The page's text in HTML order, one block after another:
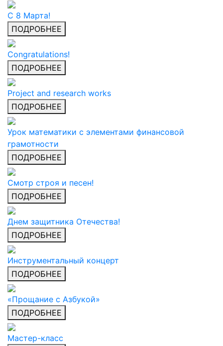
С 8 Марта!
ПОДРОБНЕЕ
Congratulations!
ПОДРОБНЕЕ
Project and research works
ПОДРОБНЕЕ
Урок математики с элементами финансовой
грамотности
ПОДРОБНЕЕ
Смотр строя и песен!
ПОДРОБНЕЕ
Днем защитника Отечества!
ПОДРОБНЕЕ
Инструментальный концерт
ПОДРОБНЕЕ
«Прощание с Азбукой»
ПОДРОБНЕЕ
Мастер-класс